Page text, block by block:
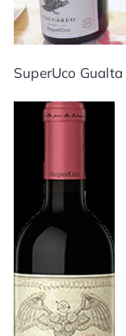
SuperUco Gualta